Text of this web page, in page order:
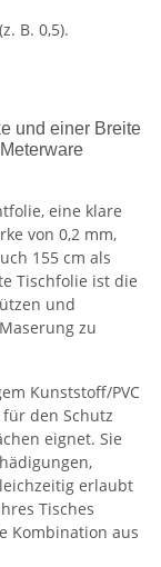
B. 0,5).
und einer Breite
eine klare
von 0,2 mm,
155 cm als
Tischfolie ist die
und
zu
Kunststoff/PVC
den Schutz
eignet. Sie
erlaubt
Tisches
Kombination aus